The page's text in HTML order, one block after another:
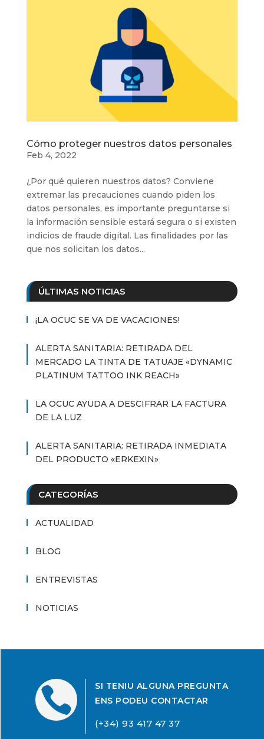
Cómo proteger nuestros datos personales
Feb 4, 2022
¿Por qué quieren nuestros datos? Conviene
extremar las precauciones cuando piden los
datos personales, es importante preguntarse si
la información sensible estará segura o si existen
indicios de fraude digital. Las finalidades por las
que nos solicitan los datos...
ÚLTIMAS NOTICIAS
¡LA OCUC SE VA DE VACACIONES!
ALERTA SANITARIA: RETIRADA DEL
MERCADO LA TINTA DE TATUAJE «DYNAMIC
PLATINUM TATTOO INK REACH»
LA OCUC AYUDA A DESCIFRAR LA FACTURA
DE LA LUZ
ALERTA SANITARIA: RETIRADA INMEDIATA
DEL PRODUCTO «ERKEXIN»
CATEGORÍAS
ACTUALIDAD
BLOG
ENTREVISTAS
NOTICIAS

SI TENIU ALGUNA PREGUNTA
ENS PODEU CONTACTAR
(+34) 93 417 47 37